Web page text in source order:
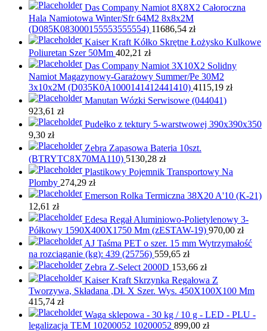
Das Company Namiot 8X8X2 Całoroczna
Hala Namiotowa Winter/Sfr 64M2 8x8x2M
(D085K083000155553555554) 11686,54 zł
Kaiser Kraft Kółko Skrętne Łożysko Kulkowe
Poliuretan Szer 50Mm 402,21 zł
Das Company Namiot 3X10X2 Solidny
Namiot Magazynowy-Garażowy Summer/Pe 30M2
3x10x2M (D035K0A1000141412441410) 4115,19 zł
Manutan Wózki Serwisowe (044041)
923,61 zł
Pudełko z tektury 5-warstwowej 390x390x350
9,30 zł
Zebra Zapasowa Bateria 10szt.
(BTRYTC8X70MA110) 5130,28 zł
Plastikowy Pojemnik Transportowy Na
Plomby 274,29 zł
Emerson Rolka Termiczna 38X20 A'10 (K-21)
12,61 zł
Edesa Regał Aluminiowo-Polietylenowy 3-
Półkowy 1590X400X1750 Mm (zESTAW-19) 970,00 zł
AJ Taśma PET o szer. 15 mm Wytrzymałość
na rozciąganie (kg): 439 (25756) 559,65 zł
Zebra Z-Select 2000D 153,66 zł
Kaiser Kraft Skrzynka Regałowa Z
Tworzywa, Składana ,Dł. X Szer. Wys. 450X100X100 Mm
415,74 zł
Waga sklepowa - 30 kg / 10 g - LED - PLU -
legalizacja TEM 10200052 10200052 899,00 zł